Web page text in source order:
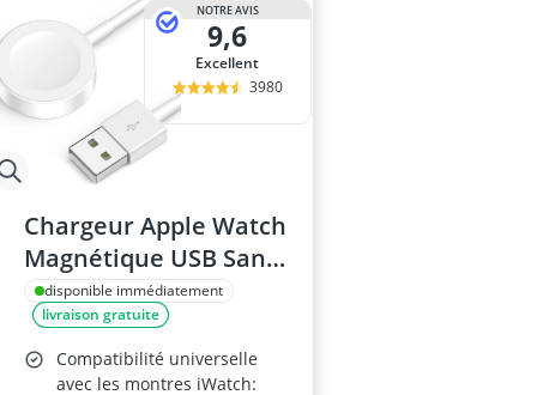
NOTRE AVIS
9,6
Excellent
3980
Chargeur Apple Watch
Magnétique USB Sans
Fil – Compatible Series
2 à 11, Ultra et SE
disponible immédiatement
livraison gratuite
Compatibilité universelle
avec les montres iWatch: